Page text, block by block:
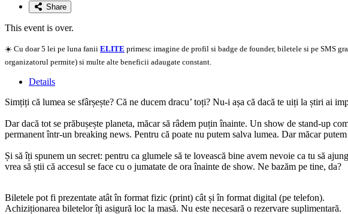
Share
This event is over.
☀️ Cu doar 5 lei pe luna fanii ELITE primesc imagine de profil si badge de founder, biletele si pe SMS
organizatorul permite) si multe alte beneficii adaugate constant.
Details
Simțiți că lumea se sfârșește? Că ne ducem dracu’ toți? Nu-i așa că dacă te uiți la știri
Dar dacă tot se prăbușește planeta, măcar să râdem puțin înainte. Un show de stand-up
permanent într-un breaking news. Pentru că poate nu putem salva lumea. Dar măcar
Și să îți spunem un secret: pentru ca glumele să te lovească bine avem nevoie ca tu să
vrea să știi că accesul se face cu o jumatate de ora înainte de show. Ne bazăm pe tine, da?
Biletele pot fi prezentate atât în format fizic (print) cât și în format digital (pe telefon).
Achiziționarea biletelor îți asigură loc la masă. Nu este necesară o rezervare suplimentară.